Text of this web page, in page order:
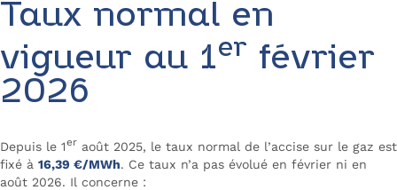
Taux normal en
vigueur au 1er février
2026
Depuis le 1er août 2025, le taux normal de l’accise sur le gaz est
fixé à 16,39 €/MWh. Ce taux n’a pas évolué en février ni en
août 2026. Il concerne :